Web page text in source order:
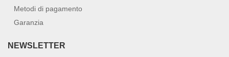
Metodi di pagamento
Garanzia
NEWSLETTER